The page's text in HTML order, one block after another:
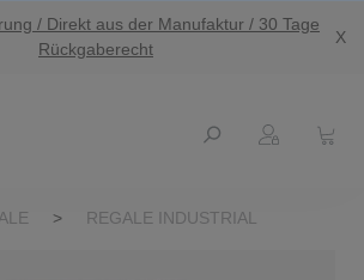
/ Direkt aus der Manufaktur / 30 Tage
Rückgaberecht
X
> REGALE INDUSTRIAL